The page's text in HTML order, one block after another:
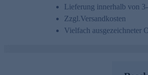
Lieferung innerhalb von
Zzgl.Versandkosten
Vielfach ausgezeichneter